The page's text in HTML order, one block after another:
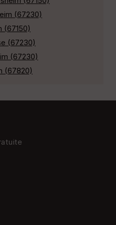
(67230)
(67150)
(67230)
(67230)
(67820)